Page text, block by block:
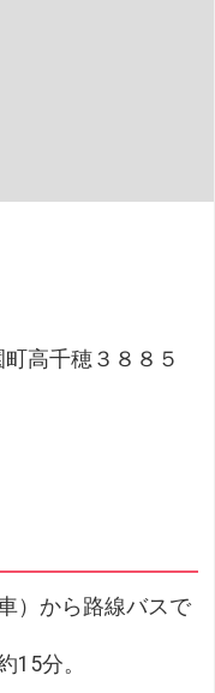
高千穂３８８５
）から路線バスで
15分。